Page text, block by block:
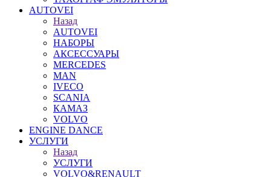
AUTOVEI
Назад
AUTOVEI
НАБОРЫ
АКСЕССУАРЫ
MERCEDES
MAN
IVECO
SCANIA
КАМАЗ
VOLVO
ENGINE DANCE
УСЛУГИ
Назад
УСЛУГИ
VOLVO&RENAULT